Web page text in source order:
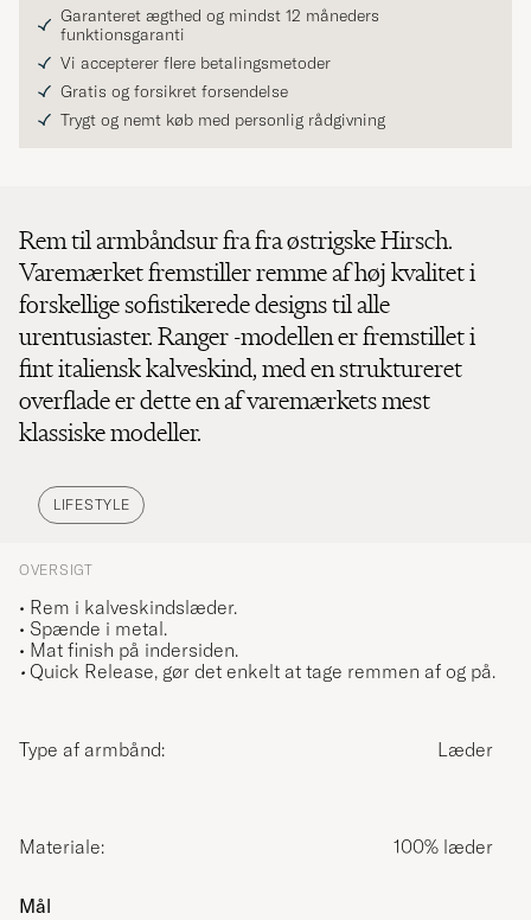
Garanteret ægthed og mindst 12 måneders
funktionsgaranti
Vi accepterer flere betalingsmetoder
Gratis og forsikret forsendelse
Trygt og nemt køb med personlig rådgivning
Rem til armbåndsur fra fra østrigske Hirsch.
Varemærket fremstiller remme af høj kvalitet i
forskellige sofistikerede designs til alle
urentusiaster. Ranger -modellen er fremstillet i
fint italiensk kalveskind, med en struktureret
overflade er dette en af varemærkets mest
klassiske modeller.
LIFESTYLE
OVERSIGT
• Rem i kalveskindslæder.
• Spænde i metal.
• Mat finish på indersiden.
• Quick Release, gør det enkelt at tage remmen af og på.
Type af armbånd: Læder
Materiale: 100% læder
Mål